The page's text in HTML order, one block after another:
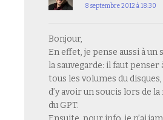
8 septembre 2012 à 18:30
Bonjour,
En effet, je pense aussi à un
la sauvegarde: il faut penser
tous les volumes du
d’y avoir un soucis lors de
du GPT.